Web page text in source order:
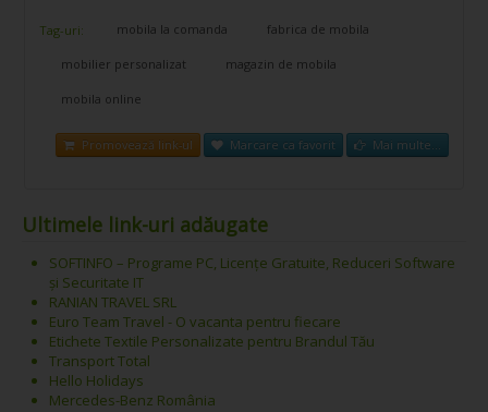
Tag-uri: mobila la comanda fabrica de mobila
mobilier personalizat magazin de mobila
mobila online
Promovează link-ul Marcare ca favorit Mai multe...
Ultimele link-uri adăugate
SOFTINFO – Programe PC, Licențe Gratuite, Reduceri Software
și Securitate IT
RANIAN TRAVEL SRL
Euro Team Travel - O vacanta pentru fiecare
Etichete Textile Personalizate pentru Brandul Tău
Transport Total
Hello Holidays
Mercedes-Benz România